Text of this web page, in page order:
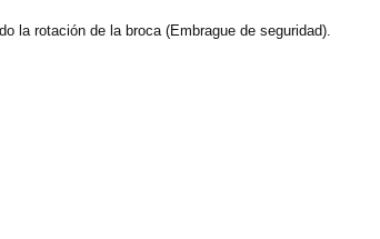
la rotación de la broca (Embrague de seguridad).